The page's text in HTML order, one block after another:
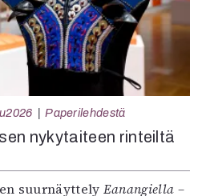
Paperilehdestä
nykytaiteen rinteiltä
suurnäyttely Eanangiella –